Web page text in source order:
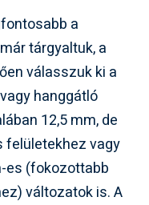
a
tárgyaltuk, a
válasszuk ki a
hanggátló
12,5 mm, de
felületekhez vagy
es (fokozottabb
változatok is. A